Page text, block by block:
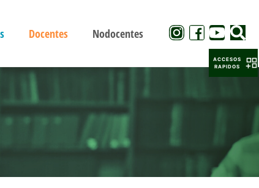
Docentes Nodocentes
ACCESOS
RAPIDOS